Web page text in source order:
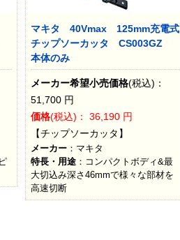
マキタ 40Vmax 125mm充電式
チップソーカッタ CS003GZ
本体のみ
メーカー希望小売価格(税込)：
51,700 円
価格(税込)：36,190 円
【チップソーカッタ】
メーカー ：マキタ
特長・用途 ：コンパクトボディ&最
大切込み深さ46mmで様々な部材を
高速切断